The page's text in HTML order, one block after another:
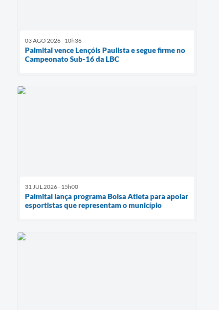
03 AGO 2026 - 10h36
Palmital vence Lençóis Paulista e segue firme no
Campeonato Sub-16 da LBC
31 JUL 2026 - 15h00
Palmital lança programa Bolsa Atleta para apoiar
esportistas que representam o município